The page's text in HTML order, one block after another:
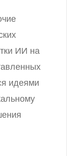
ИИ на
идеями